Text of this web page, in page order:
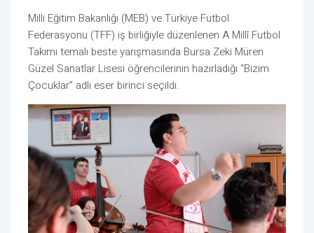
Milli Eğitim Bakanlığı (MEB) ve Türkiye Futbol
Federasyonu (TFF) iş birliğiyle düzenlenen A Millî Futbol
Takımı temalı beste yarışmasında Bursa Zeki Müren
Güzel Sanatlar Lisesi öğrencilerinin hazırladığı “Bizim
Çocuklar” adlı eser birinci seçildi.